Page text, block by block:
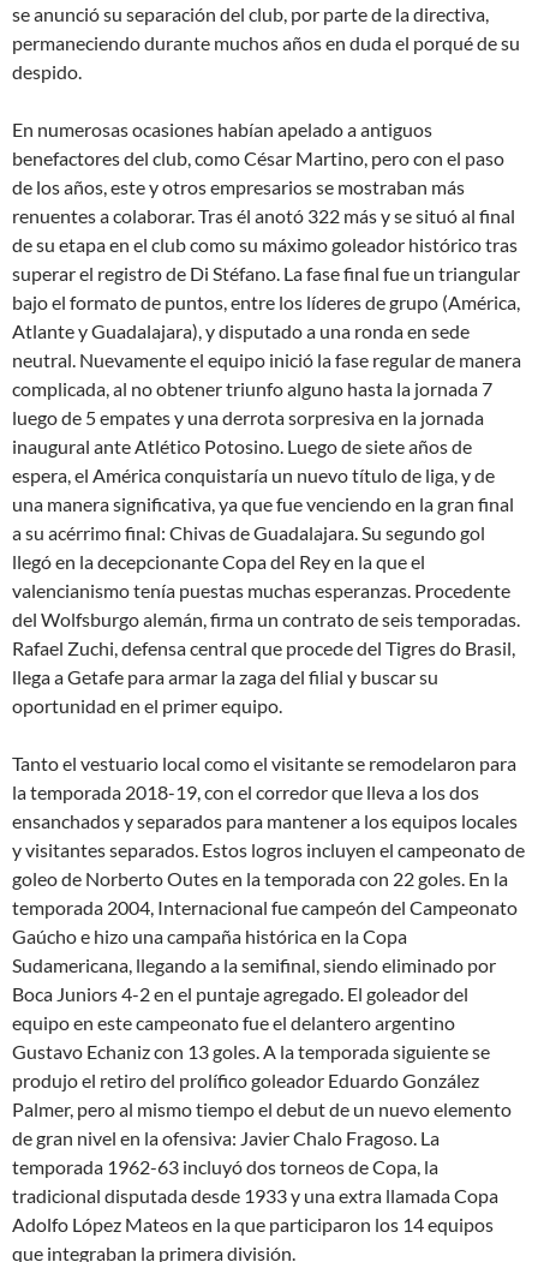
se anunció su separación del club, por parte de la directiva,
permaneciendo durante muchos años en duda el porqué de su
despido.
En numerosas ocasiones habían apelado a antiguos
benefactores del club, como César Martino, pero con el paso
de los años, este y otros empresarios se mostraban más
renuentes a colaborar. Tras él anotó 322 más y se situó al final
de su etapa en el club como su máximo goleador histórico tras
superar el registro de Di Stéfano. La fase final fue un triangular
bajo el formato de puntos, entre los líderes de grupo (América,
Atlante y Guadalajara), y disputado a una ronda en sede
neutral. Nuevamente el equipo inició la fase regular de manera
complicada, al no obtener triunfo alguno hasta la jornada 7
luego de 5 empates y una derrota sorpresiva en la jornada
inaugural ante Atlético Potosino. Luego de siete años de
espera, el América conquistaría un nuevo título de liga, y de
una manera significativa, ya que fue venciendo en la gran final
a su acérrimo final: Chivas de Guadalajara. Su segundo gol
llegó en la decepcionante Copa del Rey en la que el
valencianismo tenía puestas muchas esperanzas. Procedente
del Wolfsburgo alemán, firma un contrato de seis temporadas.
Rafael Zuchi, defensa central que procede del Tigres do Brasil,
llega a Getafe para armar la zaga del filial y buscar su
oportunidad en el primer equipo.
Tanto el vestuario local como el visitante se remodelaron para
la temporada 2018-19, con el corredor que lleva a los dos
ensanchados y separados para mantener a los equipos locales
y visitantes separados. Estos logros incluyen el campeonato de
goleo de Norberto Outes en la temporada con 22 goles. En la
temporada 2004, Internacional fue campeón del Campeonato
Gaúcho e hizo una campaña histórica en la Copa
Sudamericana, llegando a la semifinal, siendo eliminado por
Boca Juniors 4-2 en el puntaje agregado. El goleador del
equipo en este campeonato fue el delantero argentino
Gustavo Echaniz con 13 goles. A la temporada siguiente se
produjo el retiro del prolífico goleador Eduardo González
Palmer, pero al mismo tiempo el debut de un nuevo elemento
de gran nivel en la ofensiva: Javier Chalo Fragoso. La
temporada 1962-63 incluyó dos torneos de Copa, la
tradicional disputada desde 1933 y una extra llamada Copa
Adolfo López Mateos en la que participaron los 14 equipos
que integraban la primera división.